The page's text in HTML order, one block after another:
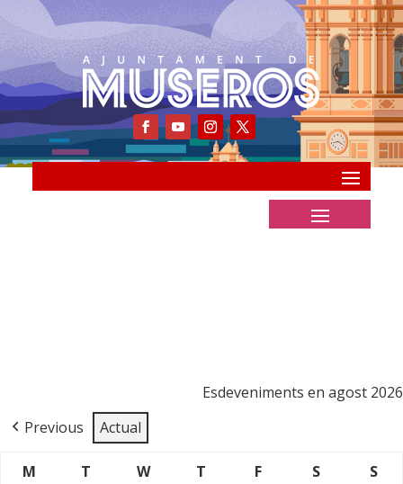
Esdeveniments en agost 2026
Previous
Actual
M
T Dimarts
WDimecres
T F Divendres
S Dissabte
S